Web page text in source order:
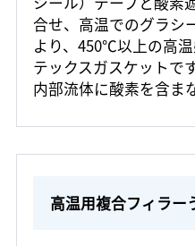
合せ、高温でのグラシ
より、450℃以上の高
テックスガスケットです
内部流体に酸素を含ま
高温用複合フィラー